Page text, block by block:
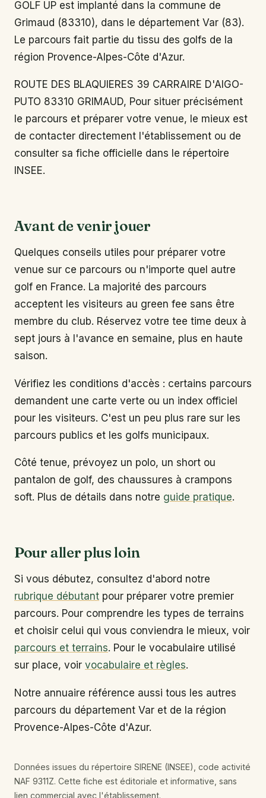
GOLF UP est implanté dans la commune de
Grimaud (83310), dans le département Var (83).
Le parcours fait partie du tissu des golfs de la
région Provence-Alpes-Côte d'Azur.
ROUTE DES BLAQUIERES 39 CARRAIRE D'AIGO-
PUTO 83310 GRIMAUD, Pour situer précisément
le parcours et préparer votre venue, le mieux est
de contacter directement l'établissement ou de
consulter sa fiche officielle dans le répertoire
INSEE.
Avant de venir jouer
Quelques conseils utiles pour préparer votre
venue sur ce parcours ou n'importe quel autre
golf en France. La majorité des parcours
acceptent les visiteurs au green fee sans être
membre du club. Réservez votre tee time deux à
sept jours à l'avance en semaine, plus en haute
saison.
Vérifiez les conditions d'accès : certains parcours
demandent une carte verte ou un index officiel
pour les visiteurs. C'est un peu plus rare sur les
parcours publics et les golfs municipaux.
Côté tenue, prévoyez un polo, un short ou
pantalon de golf, des chaussures à crampons
soft. Plus de détails dans notre guide pratique.
Pour aller plus loin
Si vous débutez, consultez d'abord notre
rubrique débutant pour préparer votre premier
parcours. Pour comprendre les types de terrains
et choisir celui qui vous conviendra le mieux, voir
parcours et terrains. Pour le vocabulaire utilisé
sur place, voir vocabulaire et règles.
Notre annuaire référence aussi tous les autres
parcours du département Var et de la région
Provence-Alpes-Côte d'Azur.
Données issues du répertoire SIRENE (INSEE), code activité
NAF 9311Z. Cette fiche est éditoriale et informative, sans
lien commercial avec l'établissement.